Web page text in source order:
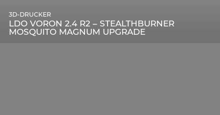
LDO VORON 2.4 R2 – STEALTHBURNER
MOSQUITO MAGNUM UPGRADE
3D-DRUCKER